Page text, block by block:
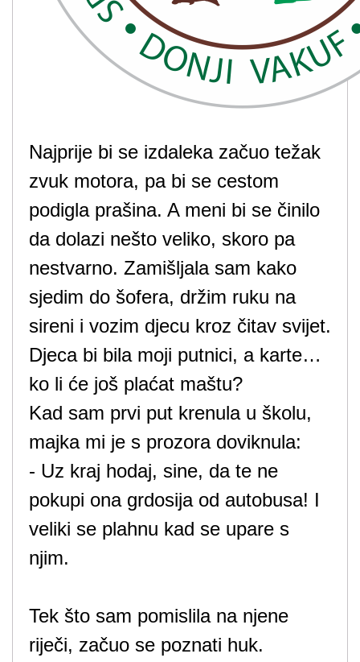
Najprije bi se izdaleka začuo težak
zvuk motora, pa bi se cestom
podigla prašina. A meni bi se činilo
da dolazi nešto veliko, skoro pa
nestvarno. Zamišljala sam kako
sjedim do šofera, držim ruku na
sireni i vozim djecu kroz čitav svijet.
Djeca bi bila moji putnici, a karte…
ko li će još plaćat maštu?
Kad sam prvi put krenula u školu,
majka mi je s prozora doviknula:
- Uz kraj hodaj, sine, da te ne
pokupi ona grdosija od autobusa! I
veliki se plahnu kad se upare s
njim.
Tek što sam pomislila na njene
riječi, začuo se poznati huk.